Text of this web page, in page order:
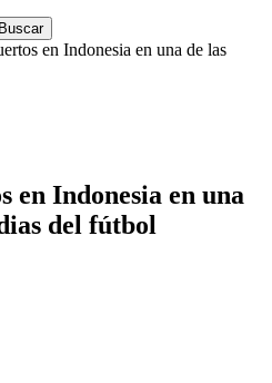
en Indonesia en una de las
en Indonesia en una
del fútbol